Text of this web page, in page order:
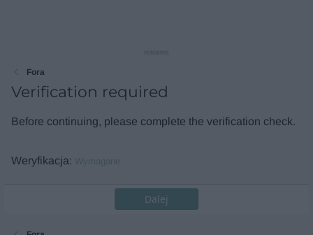
Fora
Verification required
Before continuing, please complete the verification check.
Weryfikacja Wymagane
Dalej